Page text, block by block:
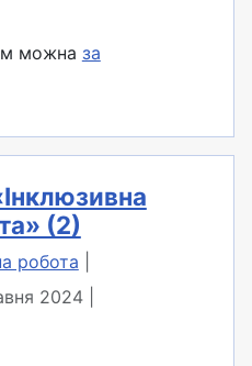
можна за
(2)
робота
2024